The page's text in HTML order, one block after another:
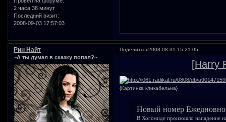
2 часа 38 минут
Последний визит:
2008-09-03 17:57:03
Поделиться2008-08-31 15:21:05
Рин Найт
~А ты думал в сказку попал?~
[Harry
{Картинка кликабельна}
Новый номер
В Хогсмиде произошло нападение